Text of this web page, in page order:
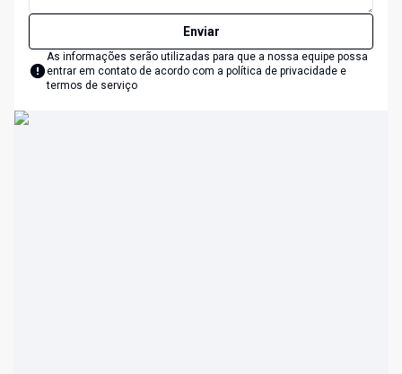
Enviar
As informações serão utilizadas para que a nossa equipe possa
entrar em contato de acordo com a política de privacidade e
termos de serviço